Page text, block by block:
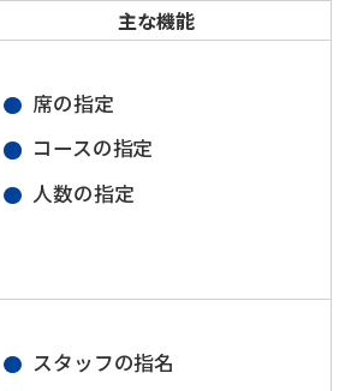
主な機能
席の指定
コースの指定
人数の指定
スタッフの指名